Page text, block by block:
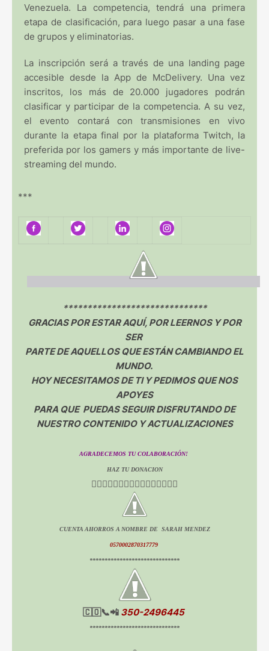
Venezuela. La competencia, tendrá una primera
etapa de clasificación, para luego pasar a una fase
de grupos y eliminatorias.
La inscripción será a través de una landing page
accesible desde la App de McDelivery. Una vez
inscritos, los más de 20.000 jugadores podrán
clasificar y participar de la competencia. A su vez,
el evento contará con transmisiones en vivo
durante la etapa final por la plataforma Twitch, la
preferida por los gamers y más importante de live-
streaming del mundo.
***
******************************
GRACIAS POR ESTAR AQUÍ, POR LEERNOS Y POR
SER
PARTE DE AQUELLOS QUE ESTÁN CAMBIANDO EL
MUNDO.
HOY NECESITAMOS DE TI Y PEDIMOS QUE NOS
APOYES
PARA QUE PUEDAS SEGUIR DISFRUTANDO DE
NUESTRO CONTENIDO Y ACTUALIZACIONES
AGRADECEMOS TU COLABORACIÓN!
HAZ TU DONACION
👇🏻👇🏻👇🏻👇🏻👇🏻👇🏻👇🏻👇🏻
CUENTA AHORROS A NOMBRE DE SARAH MENDEZ
0570002870317779
******************************
🇨🇴📞📲 350-2496445
******************************